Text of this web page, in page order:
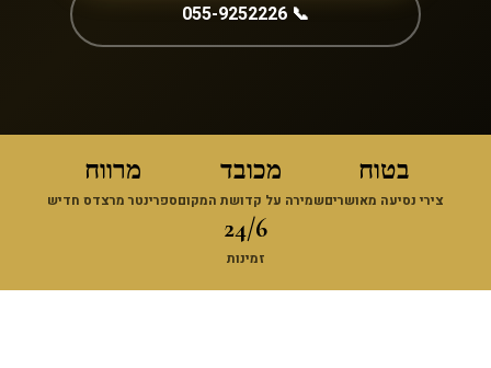
📞 055-9252226
בטוח
צירי נסיעה מאושרים
מכובד
שמירה על קדושת המקום
מרווח
ספרינטר מרצדס חדיש
24/6
זמינות